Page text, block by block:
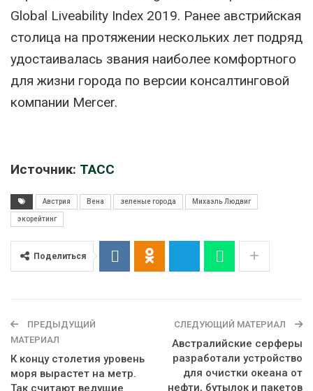
Global Liveability Index 2019. Ранее австрийская
столица на протяжении нескольких лет подряд
удостаивалась звания наиболее комфортного
для жизни города по версии консалтинговой
компании Mercer.
Источник: ТАСС
Австрия Вена зеленые города Михаэль Людвиг
экорейтинг
Поделиться
ПРЕДЫДУЩИЙ
МАТЕРИАЛ
К концу столетия уровень
моря вырастет на метр.
Так считают ведущие
СЛЕДУЮЩИЙ МАТЕРИАЛ
Австралийские серферы
разработали устройство
для очистки океана от
нефти, бутылок и пакетов